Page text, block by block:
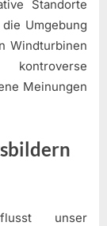
Standorte
Umgebung
Windturbinen
Meinungen
unser